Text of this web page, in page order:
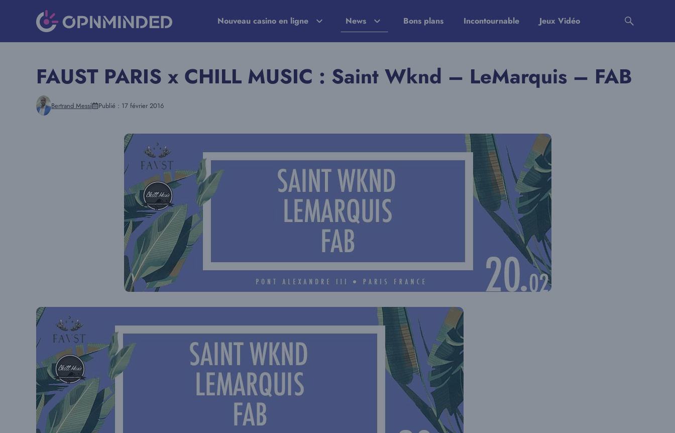
Nouveau casino en ligne News Bons plans Incontournable Jeux Vidéo
FAUST PARIS x CHILL MUSIC : Saint Wknd – LeMarquis – FAB
Bertrand Messi Publié : 17 février 2016